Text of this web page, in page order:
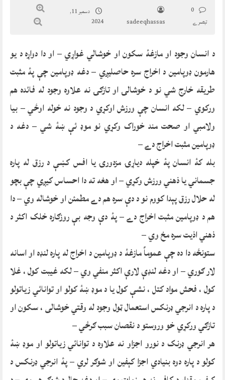
0
تبصرے
sadeeqhassas
دسمبر 11,
2024
د انسان وجود او مازغۀ سکون او خوشالي غواړي – او دا دواړه د يو
هارمون ډوپامين د اخراج سره حاصليږي – دغه ډوپامين چې پۀ مثبت
طريقه خارج شي نو د خوشالۍ او تازګۍ نه علاوه وجود له فائده هم
ورکوي – لکه انسان چې ورزش اوکړي د وجود نه خوله اوځي – بيا
ولامبي او صحت مند خوراک وکړي نو موډ ئې ښۀ شي – دغه د
ډوپامين مثبت اخراج دے –
بله کۀ انسان پۀ خپله دياړۍ مزدورۍ يا افس کښې د رزق له پاره
جسماني يا ذهني ورزش وکړي – او هغه ته دا احساس کيږي چې بچو
له حلال رزق پېدا کووم نو د دې سره هم دے مطمئن او خوشاله وي – دا
هم د ډوپامين مثبت اخراج دے – پۀ دې وجه بې روزګاره خلک اکثر د
ذهني اذيت سره مخ وي –
ستونځه دا ده چې عموماً مازغۀ د ډوپامين د اخراج له پاره لنډه او اسانه
لار ګوري – او دغه لنډې لارې اکثر منفي وي – لکه غيبت کول ، غلا
کول ، فحش مواد کتل ، نشې کول يا د موډ ښۀ کولو او توانائي زياتولو
د پاره د انرجي ډرنکس استعمال ټول وجود له وقتي خوشالی ، سکون او
تازګي ورکړي خو وروستو د نقصان سبب ګرځي –
هر انرجي ډرنک د نورو اجزاو نه علاوه د توانائي زياتولو او موډ ښۀ
کولو د پاره دوه بنيادي اجزا کېفين او شوګر لري – پۀ انرجي ډرنکس د